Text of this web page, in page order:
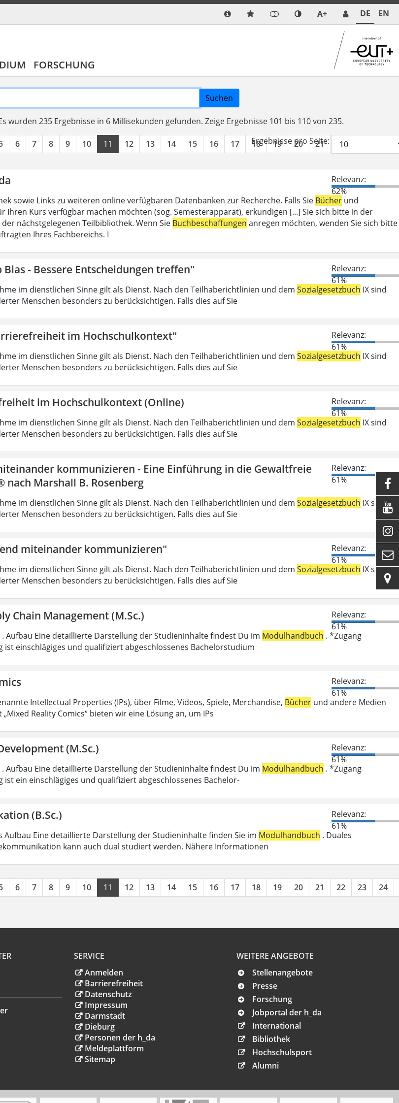
A+ DE EN
FORSCHUNG
Suchen
wurden 235 Ergebnisse in 6 Millisekunden gefunden. Zeige Ergebnisse 101 bis 110 von 235.
6 7 8 9 10 11 12 13 14 15 16 17 18 19 20 21 22
Ergebnisse pro Seite:
Relevanz:
62%
sowie Links zu weiteren online verfügbaren Datenbanken zur Recherche. Falls Sie Bücher und
Ihren Kurs verfügbar machen möchten (sog. Semesterapparat), erkundigen [...] Sie sich bitte in der
nächstgelegenen Teilbibliothek. Wenn Sie Buchbeschaffungen anregen möchten, wenden Sie sich bitte
Ihres Fachbereichs. I
Bias - Bessere Entscheidungen treffen"
Relevanz:
61%
im dienstlichen Sinne gilt als Dienst. Nach den Teilhaberichtlinien und dem Sozialgesetzbuch IX sind
Menschen besonders zu berücksichtigen. Falls dies auf Sie
im Hochschulkontext"
Relevanz:
61%
im dienstlichen Sinne gilt als Dienst. Nach den Teilhaberichtlinien und dem Sozialgesetzbuch IX sind
Menschen besonders zu berücksichtigen. Falls dies auf Sie
im Hochschulkontext (Online)
Relevanz:
61%
im dienstlichen Sinne gilt als Dienst. Nach den Teilhaberichtlinien und dem Sozialgesetzbuch IX sind
Menschen besonders zu berücksichtigen. Falls dies auf Sie
kommunizieren - Eine Einführung in die Gewaltfreie
Marshall B. Rosenberg
Relevanz:
61%
im dienstlichen Sinne gilt als Dienst. Nach den Teilhaberichtlinien und dem Sozialgesetzbuch IX sind
Menschen besonders zu berücksichtigen. Falls dies auf Sie
miteinander kommunizieren"
Relevanz:
61%
im dienstlichen Sinne gilt als Dienst. Nach den Teilhaberichtlinien und dem Sozialgesetzbuch IX sind
Menschen besonders zu berücksichtigen. Falls dies auf Sie
Chain Management (M.Sc.)
Relevanz:
61%
Aufbau Eine detaillierte Darstellung der Studieninhalte findest Du im Modulhandbuch . *Zugang
ist einschlägiges und qualifiziert abgeschlossenes Bachelorstudium
Relevanz:
61%
Intellectual Properties (IPs), über Filme, Videos, Spiele, Merchandise, Bücher und andere Medien
Reality Comics“ bieten wir eine Lösung an, um IPs
(M.Sc.)
Relevanz:
61%
Aufbau Eine detaillierte Darstellung der Studieninhalte findest Du im Modulhandbuch . *Zugang
ist ein einschlägiges und qualifiziert abgeschlossenes Bachelor-
(B.Sc.)
Relevanz:
61%
Aufbau Eine detaillierte Darstellung der Studieninhalte finden Sie im Modulhandbuch . Duales
kann auch dual studiert werden. Nähere Informationen
6 7 8 9 10 11 12 13 14 15 16 17 18 19 20 21 22 23 24
SERVICE
Anmelden
Barrierefreiheit
Datenschutz
Impressum
Darmstadt
Dieburg
Personen der h_da
Meldeplattform
Sitemap
WEITERE ANGEBOTE
Stellenangebote
Presse
Forschung
Jobportal der h_da
International
Bibliothek
Hochschulsport
Alumni




